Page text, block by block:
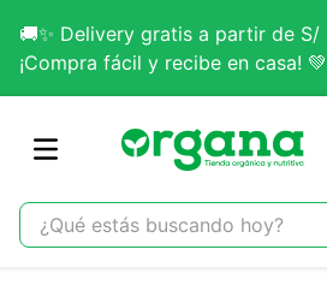
🚚✨ Delivery gratis a partir de
¡Compra fácil y recibe en casa! 💚
¿Qué estás buscando hoy?